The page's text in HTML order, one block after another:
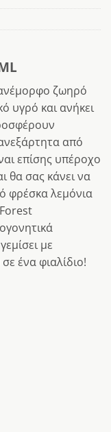
ζωηρό
υγρό και ανήκει
από
επίσης υπέροχο
θα σας κάνει να
φρέσκα λεμόνια
με
ένα φιαλίδιο!